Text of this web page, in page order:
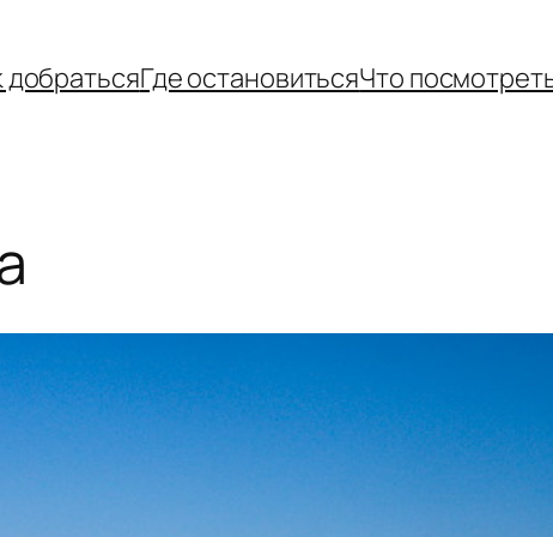
добратьсяГде остановитьсяЧто